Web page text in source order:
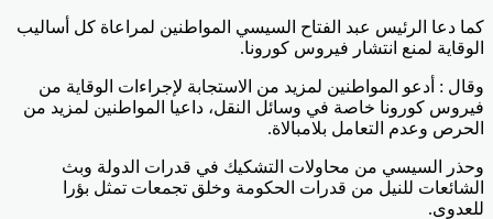
كما دعا الرئيس عبد الفتاح السيسي المواطنين لمراعاة كل أساليب
الوقاية لمنع انتشار فيروس كورونا.
وقال : أدعو المواطنين لمزيد من الاستجابة لإجراءات الوقاية من
فيروس كورونا خاصة في وسائل النقل، داعيا المواطنين لمزيد من
الحرص وعدم التعامل بلامبالاة.
وحذر السيسي من محاولات التشكيك في قدرات الدولة وبث
الشائعات للنيل من قدرات الحكومة وخلق تجمعات تمثل بؤرا
للعدوى.